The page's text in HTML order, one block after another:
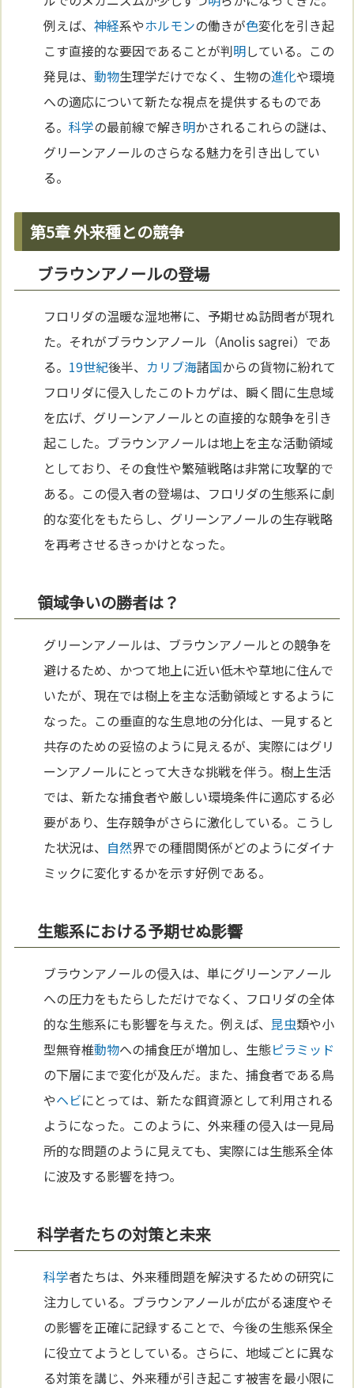
例えば、神経系やホルモンの働きが色変化を引き起
こす直接的な要因であることが判明している。この
発見は、動物生理学だけでなく、生物の進化や環境
への適応について新たな視点を提供するものであ
る。科学の最前線で解き明かされるこれらの謎は、
グリーンアノールのさらなる魅力を引き出してい
る。
第5章 外来種との競争
ブラウンアノールの登場
フロリダの温暖な湿地帯に、予期せぬ訪問者が現れ
た。それがブラウンアノール（Anolis sagrei）であ
る。 19世紀後半、 カリブ海諸国からの貨物に紛れて
フロリダに侵入したこのトカゲは、瞬く間に生息域
を広げ、グリーンアノールとの直接的な競争を引き
起こした。ブラウンアノールは地上を主な活動領域
としており、その食性や繁殖戦略は非常に攻撃的で
ある。この侵入者の登場は、フロリダの生態系に劇
的な変化をもたらし、グリーンアノールの生存戦略
を再考させるきっかけとなった。
領域争いの勝者は？
グリーンアノールは、ブラウンアノールとの競争を
避けるため、かつて地上に近い低木や草地に住んで
いたが、現在では樹上を主な活動領域とするように
なった。この垂直的な生息地の分化は、一見すると
共存のための妥協のように見えるが、実際にはグリ
ーンアノールにとって大きな挑戦を伴う。樹上生活
では、新たな捕食者や厳しい環境条件に適応する必
要があり、生存競争がさらに激化している。こうし
た状況は、 自然界での種間関係がどのようにダイナ
ミックに変化するかを示す好例である。
生態系における予期せぬ影響
ブラウンアノールの侵入は、単にグリーンアノール
への圧力をもたらしただけでなく、フロリダの全体
的な生態系にも影響を与えた。例えば、昆虫類や小
型無脊椎動物への捕食圧が増加し、生態ピラミッド
の下層にまで変化が及んだ。また、捕食者である鳥
やヘビにとっては、新たな餌資源として利用される
ようになった。このように、外来種の侵入は一見局
所的な問題のように見えても、実際には生態系全体
に波及する影響を持つ。
科学者たちの対策と未来
科学者たちは、外来種問題を解決するための研究に
注力している。ブラウンアノールが広がる速度やそ
の影響を正確に記録することで、今後の生態系保全
に役立てようとしている。さらに、地域ごとに異な
る対策を講じ、外来種が引き起こす被害を最小限に